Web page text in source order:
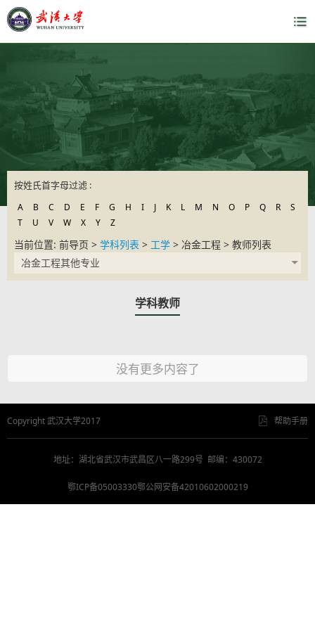
按姓氏首字母过滤 :
A B C D E F G H I J K L M N O P Q R
S
T
U V W X Y Z
当前位置: 前导页 > 学科列表 > 工学 > 冶金工程 > 教师列表
冶金工程其他专业
学科教师
没有更多内容了
Copyright 武汉大学2017 帮助手册
地址：湖北省武汉市武昌区八一路299号 邮编：430072
鄂ICP备05003330鄂公网安备42010602000219